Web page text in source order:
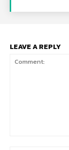
LEAVE A REPLY